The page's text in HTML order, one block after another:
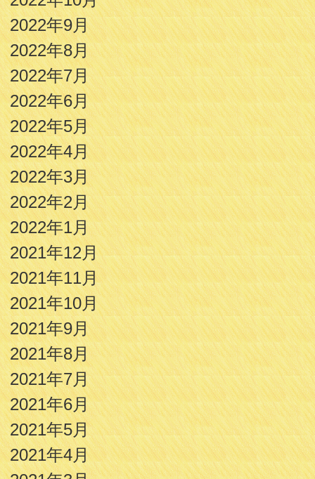
2022年9月
2022年8月
2022年7月
2022年6月
2022年5月
2022年4月
2022年3月
2022年2月
2022年1月
2021年12月
2021年11月
2021年10月
2021年9月
2021年8月
2021年7月
2021年6月
2021年5月
2021年4月